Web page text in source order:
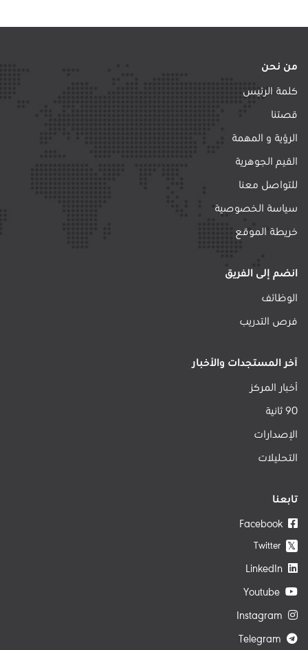
من نحن
كلمة الرئيس
قصتنا
الرؤية و المهمة
القيم الجوهرية
للتواصل معنا
سياسة الخصوصية
خريطة الموقع
انضم إلى الفريق
الوظائف
فرص التدريب
آخر المستجدات والأخبار
أخبار المركز
90 ثانية
الإصدارات
التحليلات
تابعنا
𝕏
Twitter